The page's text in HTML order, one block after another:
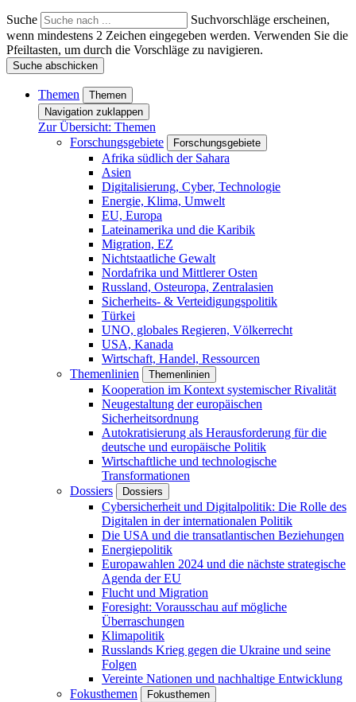
Suche
Suchvorschläge erscheinen,
wenn mindestens 2 Zeichen eingegeben werden. Verwenden Sie die
Pfeiltasten, um durch die Vorschläge zu navigieren.
Suche abschicken
Themen
Themen
Navigation zuklappen
Zur Übersicht: Themen
Forschungsgebiete
Forschungsgebiete
Afrika südlich der Sahara
Asien
Digitalisierung, Cyber, Technologie
Energie, Klima, Umwelt
EU, Europa
Lateinamerika und die Karibik
Migration, EZ
Nichtstaatliche Gewalt
Nordafrika und Mittlerer Osten
Russland, Osteuropa, Zentralasien
Sicherheits- & Verteidigungspolitik
Türkei
UNO, globales Regieren, Völkerrecht
USA, Kanada
Wirtschaft, Handel, Ressourcen
Themenlinien
Themenlinien
Kooperation im Kontext systemischer Rivalität
Neugestaltung der europäischen
Sicherheitsordnung
Autokratisierung als Herausforderung für die
deutsche und europäische Politik
Wirtschaftliche und technologische
Transformationen
Dossiers
Dossiers
Cybersicherheit und Digitalpolitik: Die Rolle des
Digitalen in der internationalen Politik
Die USA und die transatlantischen Beziehungen
Energiepolitik
Europawahlen 2024 und die nächste strategische
Agenda der EU
Flucht und Migration
Foresight: Vorausschau auf mögliche
Überraschungen
Klimapolitik
Russlands Krieg gegen die Ukraine und seine
Folgen
Vereinte Nationen und nachhaltige Entwicklung
Fokusthemen
Fokusthemen